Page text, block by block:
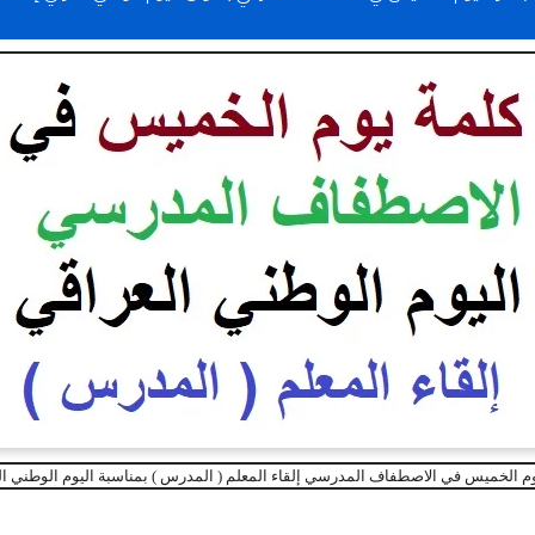
الخميس في الاصطفاف المدرسي إلقاء المعلم ( المدرس ) بمناسبة اليوم الوطني